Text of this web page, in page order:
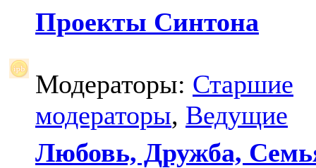
Проекты Синтона
Модераторы: Старшие
модераторы, Ведущие
Любовь, Дружба,